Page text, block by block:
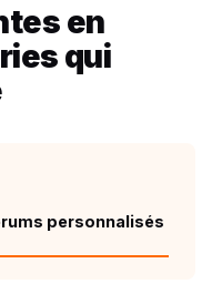
en
qui
personnalisés